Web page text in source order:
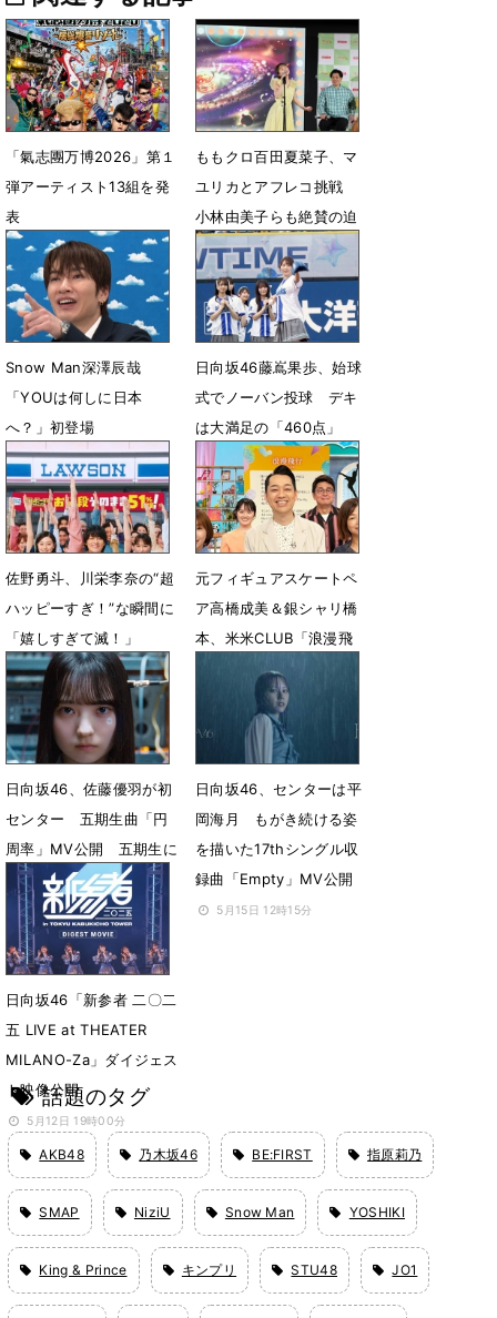
「氣志團万博2026」第１
弾アーティスト13組を発
表
7月1日 18時43分
ももクロ百田夏菜子、マ
ユリカとアフレコ挑戦
小林由美子らも絶賛の迫
真の演技
6月4日 08時14分
Snow Man深澤辰哉
「YOUは何しに日本
へ？」初登場
5月30日 17時01分
日向坂46藤嶌果歩、始球
式でノーバン投球 デキ
は大満足の「460点」
5月29日 08時18分
佐野勇斗、川栄李奈の“超
ハッピーすぎ！”な瞬間に
「嬉しすぎて滅！」
5月25日 18時00分
元フィギュアスケートペ
ア高橋成美＆銀シャリ橋
本、米米CLUB「浪漫飛
行」を独自考察
5月22日 07時00分
日向坂46、佐藤優羽が初
センター 五期生曲「円
周率」MV公開 五期生に
よる単独公演も開催決定
5月18日 22時37分
日向坂46、センターは平
岡海月 もがき続ける姿
を描いた17thシングル収
録曲「Empty」MV公開
5月15日 12時15分
日向坂46「新参者 二〇二
五 LIVE at THEATER
MILANO-Za」ダイジェス
ト映像公開
5月12日 19時00分
話題のタグ
AKB48 乃木坂46 BE:FIRST 指原莉乃
SMAP NiziU Snow Man YOSHIKI
King & Prince キンプリ STU48 JO1